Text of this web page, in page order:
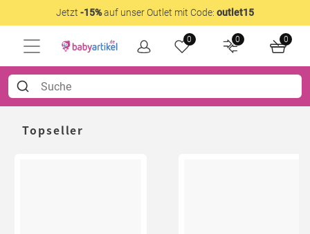
Jetzt -15%auf unser Outlet mit Code: outlet15
0 0 0
Topseller